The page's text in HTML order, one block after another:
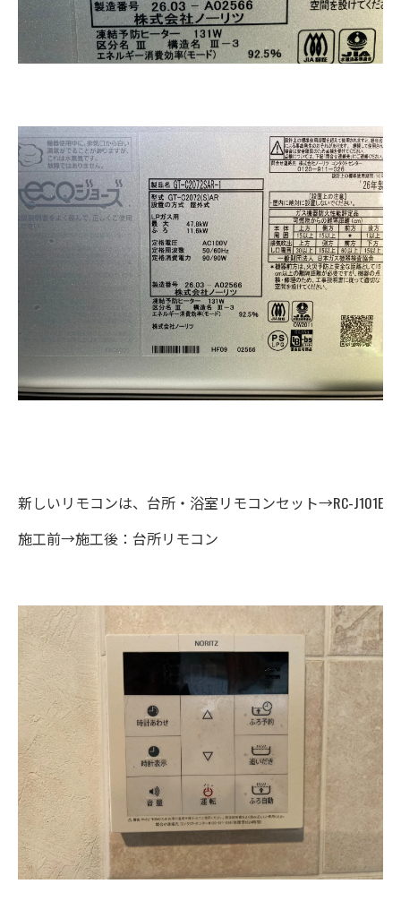
新しいリモコンは、台所・浴室リモコンセット→RC-J101E
施工前→施工後：台所リモコン